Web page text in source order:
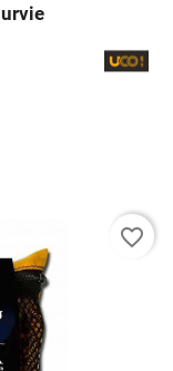

favorite_border